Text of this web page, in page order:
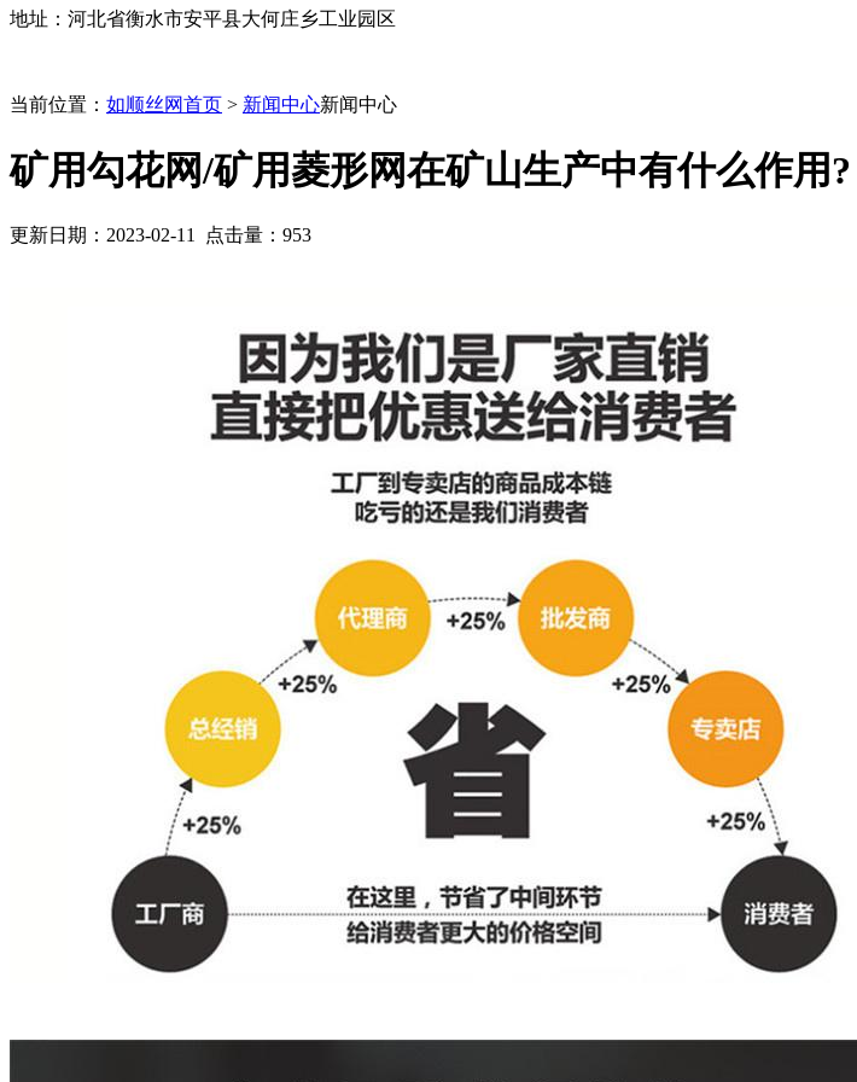
地址：河北省衡水市安平县大何庄乡工业园区
当前位置： 如顺丝网首页 > 新闻中心新闻中心
矿用勾花网/矿用菱形网在矿山生产中有什么作用?
更新日期：2023-02-11 点击量： 953